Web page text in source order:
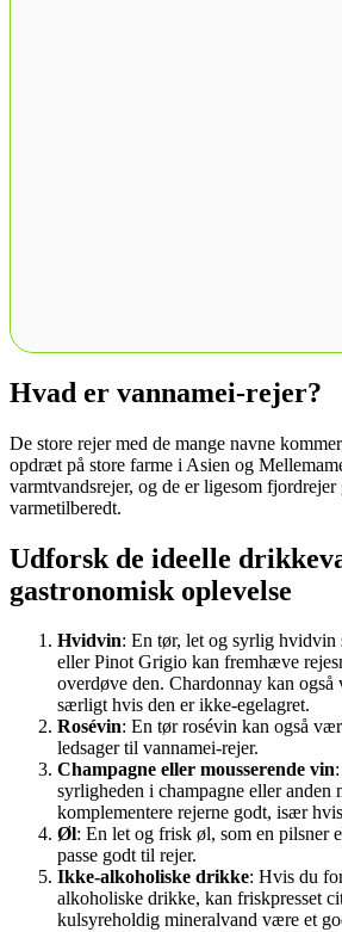
Hvad er vannamei-rejer?
De store rejer med de mange navne
opdræt på store farme i Asien og
varmtvandsrejer, og de er ligesom
varmetilberedt.
Udforsk de ideelle
gastronomisk oplevelse
Hvidvin: En tør, let og syrlig hvidvin
eller Pinot Grigio kan fremhæve
overdøve den. Chardonnay kan
særligt hvis den er ikke-egelagret.
Rosévin: En tør rosévin kan også
ledsager til vannamei-rejer.
Champagne eller mousserende vin
syrligheden i champagne eller anden
komplementere rejerne godt, især
Øl: En let og frisk øl, som en pilsner
passe godt til rejer.
Ikke-alkoholiske drikke: Hvis du
alkoholiske drikke, kan friskpresset
kulsyreholdig mineralvand være et